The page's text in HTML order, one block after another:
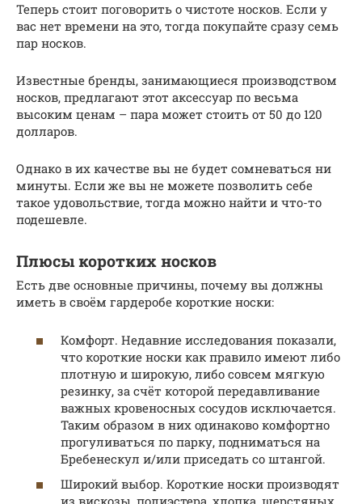
Теперь стоит поговорить о чистоте носков. Если у
вас нет времени на это, тогда покупайте сразу семь
пар носков.
Известные бренды, занимающиеся производством
носков, предлагают этот аксессуар по весьма
высоким ценам – пара может стоить от 50 до 120
долларов.
Однако в их качестве вы не будет сомневаться ни
минуты. Если же вы не можете позволить себе
такое удовольствие, тогда можно найти и что-то
подешевле.
Плюсы коротких носков
Есть две основные причины, почему вы должны
иметь в своём гардеробе короткие носки:
Комфорт. Недавние исследования показали,
что короткие носки как правило имеют либо
плотную и широкую, либо совсем мягкую
резинку, за счёт которой передавливание
важных кровеносных сосудов исключается.
Таким образом в них одинаково комфортно
прогуливаться по парку, подниматься на
Бребенескул и/или приседать со штангой.
Широкий выбор. Короткие носки производят